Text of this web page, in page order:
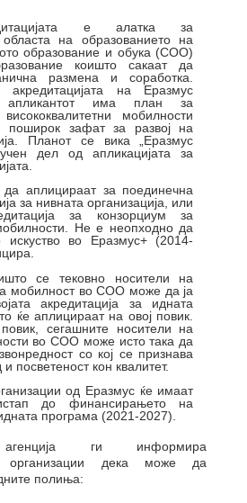
е алатка за
на образованието на
образование и обука (СОО)
коишто сакаат да
размена и соработка.
на Еразмус
апликантот има план за
мобилности
зафат за развој на
Планот се вика „Еразмус
дел од апликацијата за
аплицираат за поединечна
за нивната организација, или
за конзорциум за
Не е неопходно да
во Еразмус+ (2014-
се тековно носители на
мобилност во СОО може да ја
акредитација за идната
ќе аплицираат на овој повик.
сегашните носители на
во СОО може исто така да
со кој се признава
посветеност кон квалитет.
од Еразмус ќе имаат
до финансирањето на
програма (2021-2027).
агенција ги информира
организации дека може да
полиња: